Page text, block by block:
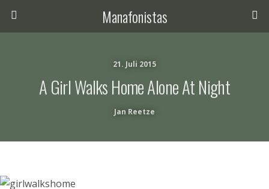
Manafonistas
21. Juli 2015
A Girl Walks Home Alone At Night
Jan Reetze